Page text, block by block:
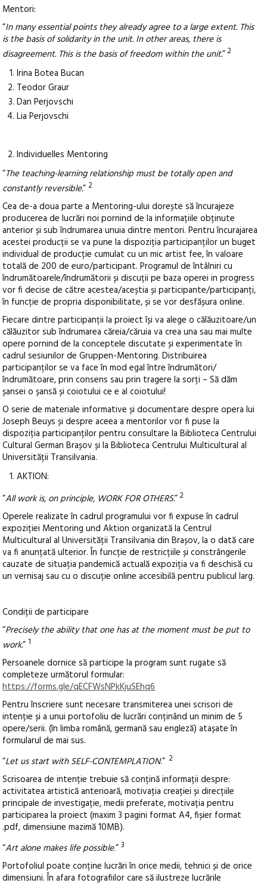
Mentori:
“In many essential points they already agree to a large extent. This
is the basis of solidarity in the unit. In other areas, there is
disagreement. This is the basis of freedom within the unit.”2
Irina Botea Bucan
Teodor Graur
Dan Perjovschi
Lia Perjovschi
Individuelles Mentoring
“The teaching-learning relationship must be totally open and
constantly reversible.”2
Cea de-a doua parte a Mentoring-ului dorește să încurajeze
producerea de lucrări noi pornind de la informațiile obținute
anterior și sub îndrumarea unuia dintre mentori. Pentru încurajarea
acestei producții se va pune la dispoziția participanților un buget
individual de producție cumulat cu un mic artist fee, în valoare
totală de 200 de euro/participant. Programul de întâlniri cu
îndrumătoarele/îndrumătorii și discuții pe baza operei in progress
vor fi decise de către acestea/aceștia și participante/participanți,
în funcție de propria disponibilitate, și se vor desfășura online.
Fiecare dintre participanții la proiect își va alege o călăuzitoare/un
călăuzitor sub îndrumarea căreia/căruia va crea una sau mai multe
opere pornind de la conceptele discutate și experimentate în
cadrul sesiunilor de Gruppen-Mentoring. Distribuirea
participanților se va face în mod egal între îndrumători/
îndrumătoare, prin consens sau prin tragere la sorți – Să dăm
șansei o șansă și coiotului ce e al coiotului!
O serie de materiale informative și documentare despre opera lui
Joseph Beuys și despre aceea a mentorilor vor fi puse la
dispoziția participanților pentru consultare la Biblioteca Centrului
Cultural German Brașov și la Biblioteca Centrului Multicultural al
Universității Transilvania.
AKTION:
“All work is, on principle, WORK FOR OTHERS.”2
Operele realizate în cadrul programului vor fi expuse în cadrul
expoziției Mentoring und Aktion organizată la Centrul
Multicultural al Universității Transilvania din Brașov, la o dată care
va fi anunțată ulterior. În funcție de restricțiile și constrângerile
cauzate de situația pandemică actuală expoziția va fi deschisă cu
un vernisaj sau cu o discuție online accesibilă pentru publicul larg.
Condiții de participare
“Precisely the ability that one has at the moment must be put to
work.” 1
Persoanele dornice să participe la program sunt rugate să
completeze următorul formular:
https://forms.gle/qECFWsNPkKjuSEhq6
Pentru înscriere sunt necesare transmiterea unei scrisori de
intenție și a unui portofoliu de lucrări conținând un minim de 5
opere/serii. (în limba română, germană sau engleză) atașate în
formularul de mai sus.
“Let us start with SELF-CONTEMPLATION.” 2
Scrisoarea de intenție trebuie să conțină informații despre:
activitatea artistică anterioară, motivația creației și direcțiile
principale de investigație, medii preferate, motivația pentru
participarea la proiect (maxim 3 pagini format A4, fișier format
.pdf, dimensiune mazimă 10MB).
“Art alone makes life possible.”3
Portofoliul poate conține lucrări în orice medii, tehnici și de orice
dimensiuni. În afara fotografiilor care să ilustreze lucrările